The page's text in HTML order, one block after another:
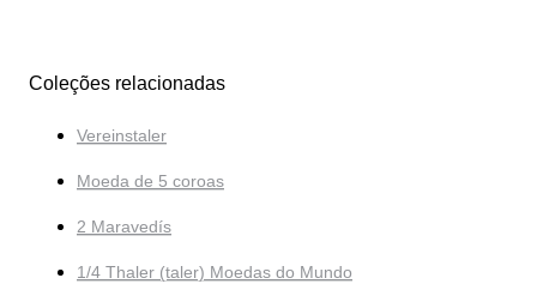
Coleções relacionadas
Vereinstaler
Moeda de 5 coroas
2 Maravedís
1/4 Thaler (taler) Moedas do Mundo